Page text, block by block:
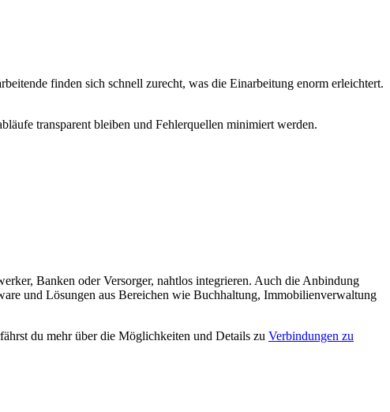
finden sich schnell zurecht, was die Einarbeitung enorm erleichtert.
transparent bleiben und Fehlerquellen minimiert werden.
Banken oder Versorger, nahtlos integrieren. Auch die Anbindung
und Lösungen aus Bereichen wie Buchhaltung, Immobilienverwaltung
du mehr über die Möglichkeiten und Details zu Verbindungen zu